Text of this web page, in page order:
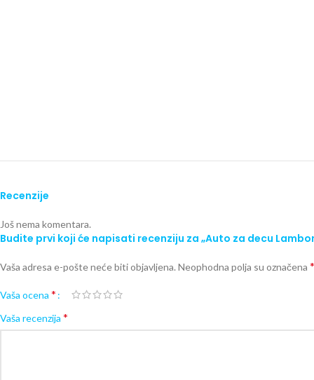
Recenzije
Još nema komentara.
Budite prvi koji će napisati recenziju za „Auto za decu
Vaša adresa e-pošte neće biti objavljena. Neophodna polja su označena *
Vaša ocena *
Vaša recenzija *